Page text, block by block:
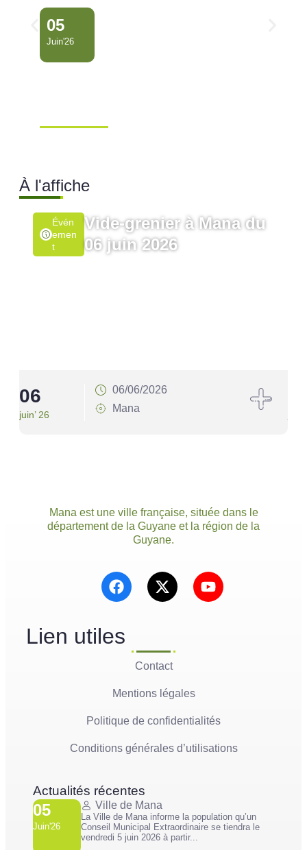
05
Juin'26
À l'affiche
Évén
Emen
T
Vide-grenier à Mana du
06 juin 2026
06
juin’ 26
06/06/2026
Mana
Mana est une ville française, située dans le
département de la Guyane et la région de la
Guyane.
Lien utiles
Contact
Mentions légales
Politique de confidentialités
Conditions générales d’utilisations
Actualités récentes
05
Juin'26
Ville de Mana
La Ville de Mana informe la population qu’un
Conseil Municipal Extraordinaire se tiendra le
vendredi 5 juin 2026 à partir...